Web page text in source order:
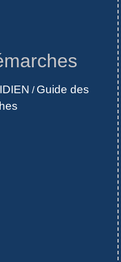
/ Guide des